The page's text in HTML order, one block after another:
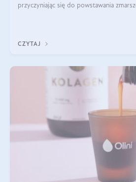
przyczyniając się do powstawania
CZYTAJ